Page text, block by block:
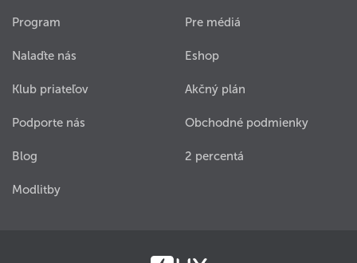
Program
Nalaďte nás
Klub priateľov
Podporte nás
Blog
Modlitby
Pre médiá
Eshop
Akčný plán
Obchodné podmienky
2 percentá